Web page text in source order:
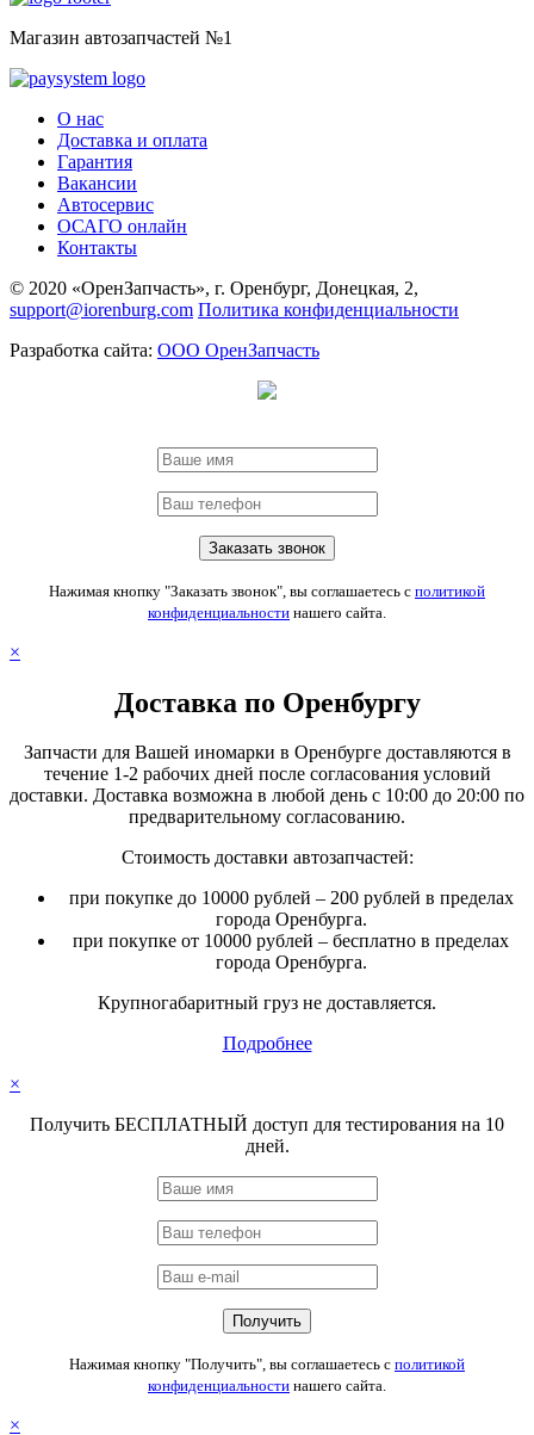
Магазин автозапчастей №1
О нас
Доставка и оплата
Гарантия
Вакансии
Автосервис
ОСАГО онлайн
Контакты
© 2020 «ОренЗапчасть», г. Оренбург, Донецкая, 2,
support@iorenburg.com Политика конфиденциальности
Разработка сайта: ООО ОренЗапчасть
Нажимая кнопку "Заказать звонок", вы соглашаетесь с политикой
конфиденциальности нашего сайта.
×
Доставка по Оренбургу
Запчасти для Вашей иномарки в Оренбурге доставляются в
течение 1-2 рабочих дней после согласования условий
доставки. Доставка возможна в любой день с 10:00 до 20:00 по
предварительному согласованию.
Стоимость доставки автозапчастей:
при покупке до 10000 рублей – 200 рублей в пределах
города Оренбурга.
при покупке от 10000 рублей – бесплатно в пределах
города Оренбурга.
Крупногабаритный груз не доставляется.
Подробнее
×
Получить БЕСПЛАТНЫЙ доступ для тестирования на 10
дней.
Нажимая кнопку "Получить", вы соглашаетесь с политикой
конфиденциальности нашего сайта.
×